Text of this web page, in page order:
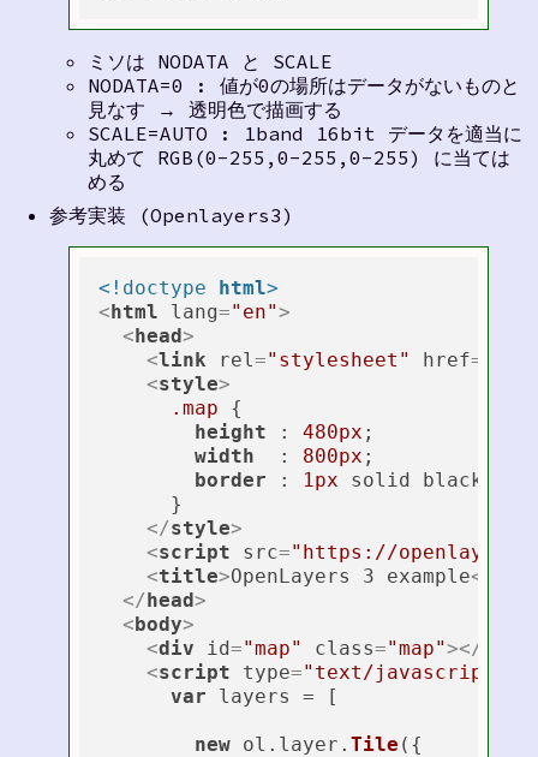
ミソは NODATA と SCALE
NODATA=0 : 値が0の場所はデータがないものと
見なす → 透明色で描画する
SCALE=AUTO : 1band 16bit データを適当に
丸めて RGB(0-255,0-255,0-255) に当ては
める
参考実装 (Openlayers3)
<!doctype html>
<html lang="en">
<head>
<link rel ="stylesheet" href=
<style>
.map {
height : 480px ;
width
  :
800px ;
border : 1px solid black;
      }
</style>
<script src="https://
<title>OpenLayers 3 example</
</head>
<body>
<div id="map" class="map"></
<script type="text/javascript"
var layers = [
new ol. layer . Tile ({